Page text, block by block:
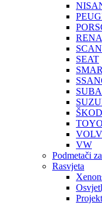
SEAT
VW
Podmetači
Rasvjeta